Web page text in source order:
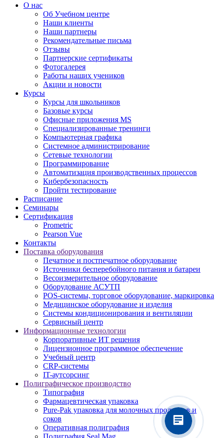
О нас
Об Учебном центре
Наши клиенты
Наши партнеры
Рекомендательные письма
Отзывы
Партнерские сертификаты
Фотогалерея
Работы наших учеников
Акции и новости
Курсы
Курсы для школьников
Базовые курсы
Офисные приложения MS
Специализированные тренинги
Компьютерная графика
Системное администрирование
Сетевые технологии
Программирование
Автоматизация производственных процессов
Кибербезопасность
Пройти тестирование
Расписание
Семинары
Сертификация
Prometric
Pearson Vue
Контакты
Поставка оборудования
Печатное и постпечатное оборудование
Источники бесперебойного питания и батареи
Весоизмерительное оборудование
Оборудование АСУТП
POS-системы, торговое оборудование, маркировка
Медицинское оборудование и изделия
Системы кондиционирования и вентиляции
Сервисный центр
Информационные технологии
Корпоративные ИТ решения
Лицензионное программное обеспечение
Учебный центр
CRP-системы
IT-аутсорсинг
Полиграфическое производство
Типография
Фармацевтическая упаковка
Pure-Pak упаковка для молочных продуктов и
соков
Оперативная полиграфия
Полиграфия Seal Mag